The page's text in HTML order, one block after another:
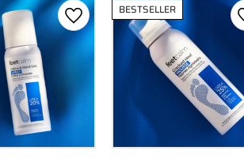
Gem som favorit
BESTSELLER